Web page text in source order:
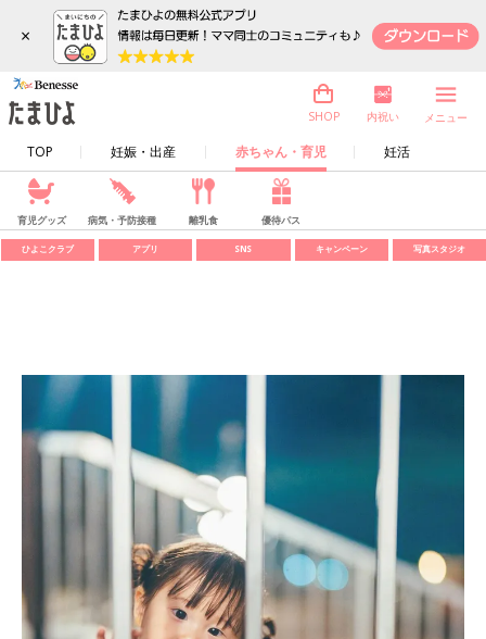
×
TOP 妊娠・出産 赤ちゃん・育児 妊活
SHOP 内祝い メニュー
育児グッズ 病気・予防接種 離乳食 優待パス
ひよこクラブ アプリ SNS キャンペーン 写真スタジオ